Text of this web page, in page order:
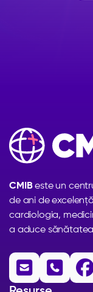
CMIBeste un
de ani de
cardiologia,
a aduce sănătatea
 